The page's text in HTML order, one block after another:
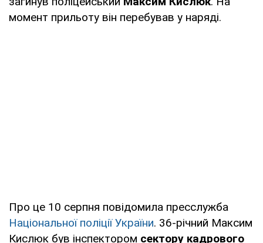
момент прильоту він перебував у наряді.
Про це 10 серпня повідомила пресслужба
Національної поліції України. 36-річний Максим
Кислюк був інспектором сектору кадрового